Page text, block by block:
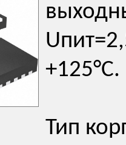
+125°С.
Тип